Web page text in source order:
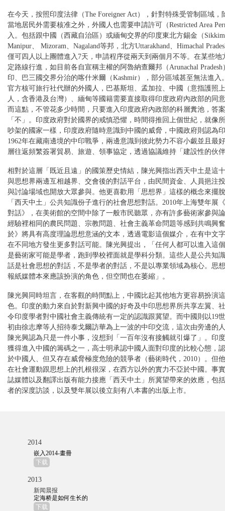
在今天，按照印度法律（The Foreigner Act），針對特殊受管制區域，
當地居民外需要核准之外，外國人也需要申請許可（Restricted Area
入。包括跟中國（西藏自治區）或緬甸交界的印度東北方錫金（
Manipur、 Mizoram、Nagaland等邦，北方Uttarakhand、Himachal
僅可四人以上團體進入7天，申請程序從兩天到兩個月不等。在某些地
定路線行進，如目前各自宣稱主權的阿魯納查爾邦（Arunachal
印、巴三國交界分治的喀什米爾（Kashmir），部分區域甚至無法進入
官方核可旅行社代辦的外國人，巴基斯坦、孟加拉、中國（意指護照
人，含香港及台灣）、緬甸等國籍需要直接取得印度政府內政部的同
而這點，不管花多少時間，只要進入印度政府內政部的科層糞池，答
「不」。印度政府對於國界的戒慎恐懼，時間得推回上個世紀，就像
吵架的國家一樣，印度政府隨時意識到中國的威脅，中國政府則認為
1962年在藏南邊境的中印戰爭，兩邊意識到彼此勢力不容小覷並且最
層往返頻繁簽署貿易、旅遊、領事協定，透過協議維持「建設性的伙
相對於這層「既近且遠」的國策歷史情結，陳光興指出西天中土是這
與思想界兩邊互相越界、交會後的對話平台，由民間資金、人員挹注
與討論場域也開放大眾參與。他更喜歡用「思想界」這樣的概念來擺
「西天中土」公共知識份子進行的社會思想對話。2010年上海雙年展
對話》，在美術館的空間中除了一般市民聽眾，亦有許多藝術家參與
經驗裡相同的農民問題、宗教問題、社會主義革命問題等感到共鳴興
於》將具有高度理論思想意涵的文本，透過電影這個媒介，在有中文
在不同地方發生更多對話可能。陳光興提出，「任何人都可以進入這
是藝術家可能是學者，跑到學校裡面就是學科分類。這些人是公共知
話是社會思想的對話，不是學者的對話，不是以專業領域為核心。思
報紙媒體本來應該扮演的角色，但空間也在萎縮」。
陳光興同時坦言，在客觀的時間點上，中國比起其他地方更容易扮演
色。印度的動力來自於對新興中國的好奇及中印思想界所共享左翼、
令印度學者對中國社會主義傳統有一定的認識跟冀望。而中國則以19
初由徐志摩等人招待泰戈爾訪華為上一波的中印交流，這次由旁邊的
陳光興認為只是一件小事，沒想到「一百年沒有接觸就引爆了」。印
獲得進入中國的籌碼之一，高士明承認中國人面對印度的比較心態，
於中國人、但又存在威脅極度危險的競爭者（藝術時代，2010）。但
在社會運動跟思想上的扎根很深，在西方以外的實力不亞於中國。事
誌媒體以及翻譯出版有能力接應「西天中土」所冀望帶來的效應，包
者的深度訪談，以及雙年展以後立刻有八本書的出版上市。
2014
嵌入2014-畫冊
下载
2013
新闻晨报
定海桥是如何生长的
下载